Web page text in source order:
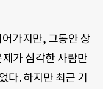
가지만, 그동안 상
가 심각한 사람만
다. 하지만 최근 기